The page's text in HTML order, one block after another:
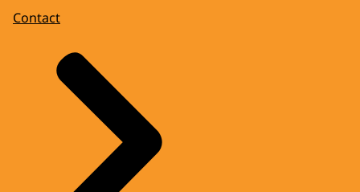
Contact